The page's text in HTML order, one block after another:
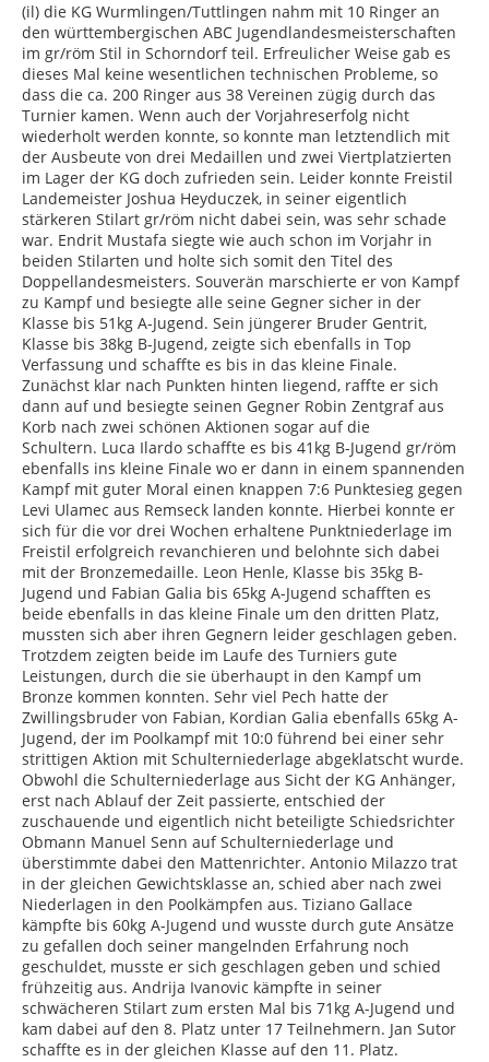
(il) die KG Wurmlingen/Tuttlingen nahm mit 10 Ringer an
den württembergischen ABC Jugendlandesmeisterschaften
im gr/röm Stil in Schorndorf teil. Erfreulicher Weise gab es
dieses Mal keine wesentlichen technischen Probleme, so
dass die ca. 200 Ringer aus 38 Vereinen zügig durch das
Turnier kamen. Wenn auch der Vorjahreserfolg nicht
wiederholt werden konnte, so konnte man letztendlich mit
der Ausbeute von drei Medaillen und zwei Viertplatzierten
im Lager der KG doch zufrieden sein. Leider konnte Freistil
Landemeister Joshua Heyduczek, in seiner eigentlich
stärkeren Stilart gr/röm nicht dabei sein, was sehr schade
war. Endrit Mustafa siegte wie auch schon im Vorjahr in
beiden Stilarten und holte sich somit den Titel des
Doppellandesmeisters. Souverän marschierte er von Kampf
zu Kampf und besiegte alle seine Gegner sicher in der
Klasse bis 51kg A-Jugend. Sein jüngerer Bruder Gentrit,
Klasse bis 38kg B-Jugend, zeigte sich ebenfalls in Top
Verfassung und schaffte es bis in das kleine Finale.
Zunächst klar nach Punkten hinten liegend, raffte er sich
dann auf und besiegte seinen Gegner Robin Zentgraf aus
Korb nach zwei schönen Aktionen sogar auf die
Schultern. Luca Ilardo schaffte es bis 41kg B-Jugend gr/röm
ebenfalls ins kleine Finale wo er dann in einem spannenden
Kampf mit guter Moral einen knappen 7:6 Punktesieg gegen
Levi Ulamec aus Remseck landen konnte. Hierbei konnte er
sich für die vor drei Wochen erhaltene Punktniederlage im
Freistil erfolgreich revanchieren und belohnte sich dabei
mit der Bronzemedaille. Leon Henle, Klasse bis 35kg B-
Jugend und Fabian Galia bis 65kg A-Jugend schafften es
beide ebenfalls in das kleine Finale um den dritten Platz,
mussten sich aber ihren Gegnern leider geschlagen geben.
Trotzdem zeigten beide im Laufe des Turniers gute
Leistungen, durch die sie überhaupt in den Kampf um
Bronze kommen konnten. Sehr viel Pech hatte der
Zwillingsbruder von Fabian, Kordian Galia ebenfalls 65kg A-
Jugend, der im Poolkampf mit 10:0 führend bei einer sehr
strittigen Aktion mit Schulterniederlage abgeklatscht wurde.
Obwohl die Schulterniederlage aus Sicht der KG Anhänger,
erst nach Ablauf der Zeit passierte, entschied der
zuschauende und eigentlich nicht beteiligte Schiedsrichter
Obmann Manuel Senn auf Schulterniederlage und
überstimmte dabei den Mattenrichter. Antonio Milazzo trat
in der gleichen Gewichtsklasse an, schied aber nach zwei
Niederlagen in den Poolkämpfen aus. Tiziano Gallace
kämpfte bis 60kg A-Jugend und wusste durch gute Ansätze
zu gefallen doch seiner mangelnden Erfahrung noch
geschuldet, musste er sich geschlagen geben und schied
frühzeitig aus. Andrija Ivanovic kämpfte in seiner
schwächeren Stilart zum ersten Mal bis 71kg A-Jugend und
kam dabei auf den 8. Platz unter 17 Teilnehmern. Jan Sutor
schaffte es in der gleichen Klasse auf den 11. Platz.